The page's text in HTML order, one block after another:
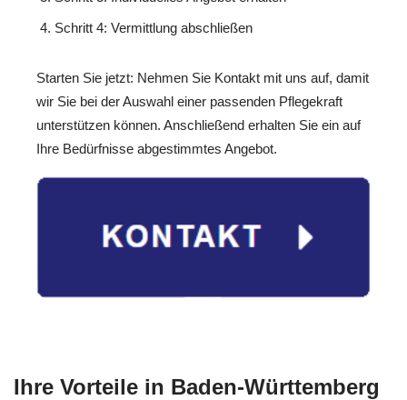
Schritt 4: Vermittlung abschließen
Starten Sie jetzt: Nehmen Sie Kontakt mit uns auf, damit
wir Sie bei der Auswahl einer passenden Pflegekraft
unterstützen können. Anschließend erhalten Sie ein auf
Ihre Bedürfnisse abgestimmtes Angebot.
Ihre Vorteile in Baden-Württemberg